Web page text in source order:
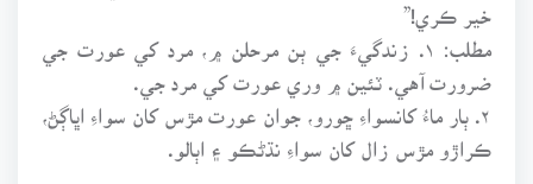
خير ڪري!”
مطلب: ۱. زندگيءَ جي ٻن مرحلن ۾، مرد کي عورت جي
ضرورت آهي. ٽئين ۾ وري عورت کي مرد جي.
۲. ٻار ماءُ کانسواءِ ڇورو، جوان عورت مڙس کان سواءِ اڀاڳڻ،
ڪراڙو مڙس زال کان سواءِ نڌڻڪو ۽ اٻالو.